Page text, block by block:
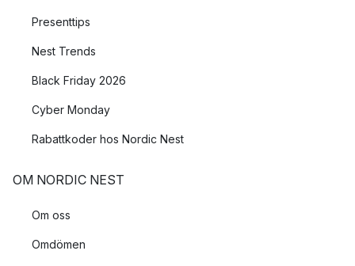
Presenttips
Nest Trends
Black Friday 2026
Cyber Monday
Rabattkoder hos Nordic Nest
OM NORDIC NEST
Om oss
Omdömen